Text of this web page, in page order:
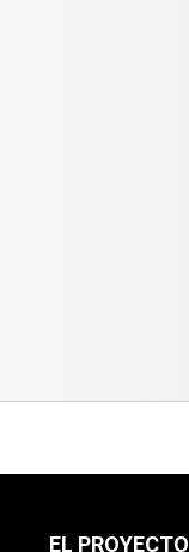
EL PROYECTO